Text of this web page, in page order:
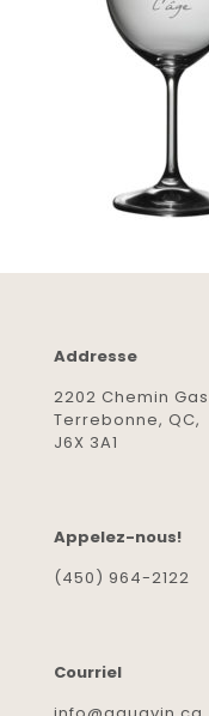
Addresse
2202 Chemin
Terrebonne, QC,
J6X 3A1
Appelez-nous!
(450) 964-2122
Courriel